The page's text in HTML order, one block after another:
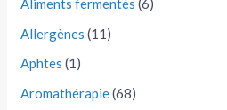
Aliments fermentés (6)
Allergènes (11)
Aphtes (1)
Aromathérapie(68)